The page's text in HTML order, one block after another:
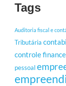
Tags
Auditoria fiscal e
Tributária
controle
pessoal